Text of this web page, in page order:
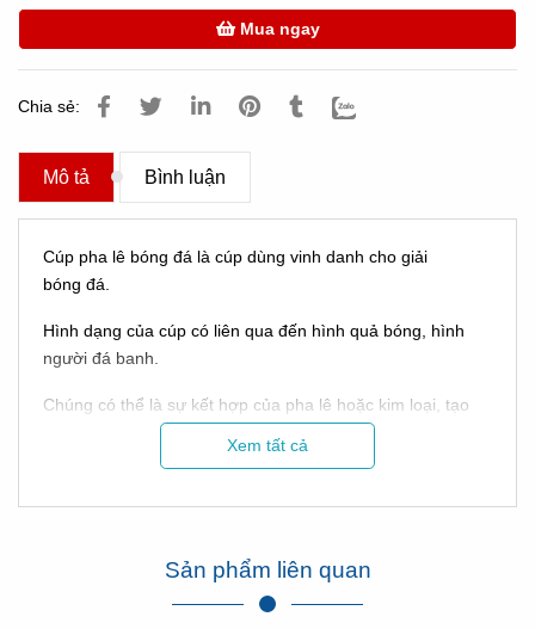
Mua ngay
Chia sẻ:
Mô tả Bình luận
Cúp pha lê bóng đá là cúp dùng vinh danh cho giải
bóng đá.
Hình dạng của cúp có liên qua đến hình quả bóng, hình
người đá banh.
Chúng có thể là sự kết hợp của pha lê hoặc kim loại, tạo
nên sự đẳng cấp khác nhau của chiếc cúp!
Xem tất cả
Sản phẩm liên quan